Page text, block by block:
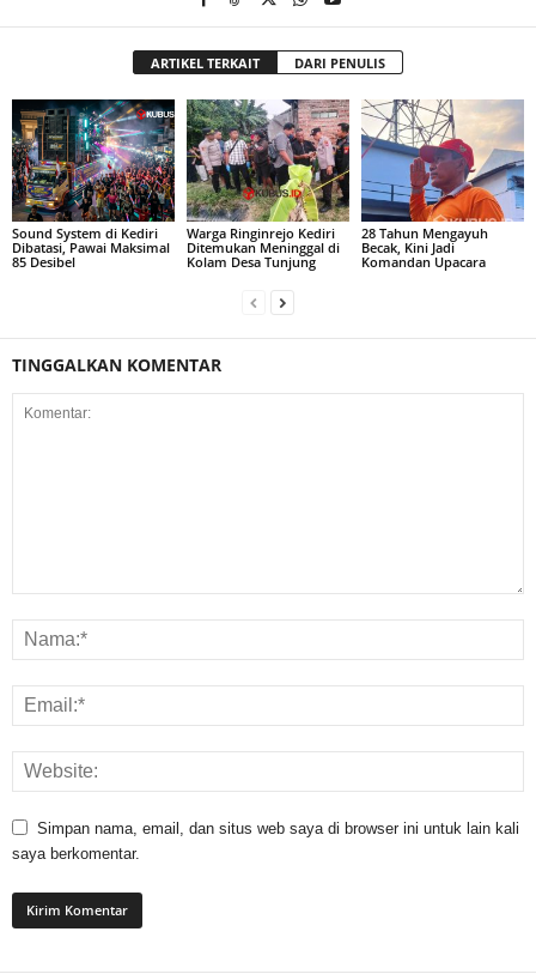
ARTIKEL TERKAIT DARI PENULIS
Sound System di Kediri
Dibatasi, Pawai Maksimal
85 Desibel
Warga Ringinrejo Kediri
Ditemukan Meninggal di
Kolam Desa Tunjung
28 Tahun Mengayuh
Becak, Kini Jadi
Komandan Upacara
TINGGALKAN KOMENTAR
Simpan nama, email, dan situs web saya di browser ini untuk lain kali
saya berkomentar.